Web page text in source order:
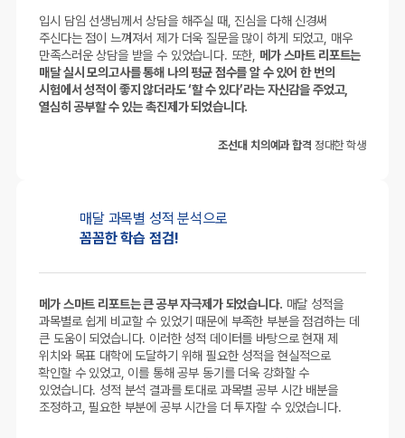
입시 담임 선생님께서 상담을 해주실 때, 진심을 다해 신경써
주신다는 점이 느껴져서 제가 더욱 질문을 많이 하게 되었고, 매우
만족스러운 상담을 받을 수 있었습니다. 또한, 메가 스마트 리포트는
매달 실시 모의고사를 통해 나의 평균 점수를 알 수 있어 한 번의
시험에서 성적이 좋지 않더라도 ‘할 수 있다’라는 자신감을 주었고,
열심히 공부할 수 있는 촉진제가 되었습니다.
조선대 치의예과 합격 정대한 학생
매달 과목별 성적 분석으로
꼼꼼한 학습 점검!
메가 스마트 리포트는 큰 공부 자극제가 되었습니다. 매달 성적을
과목별로 쉽게 비교할 수 있었기 때문에 부족한 부분을 점검하는 데
큰 도움이 되었습니다. 이러한 성적 데이터를 바탕으로 현재 제
위치와 목표 대학에 도달하기 위해 필요한 성적을 현실적으로
확인할 수 있었고, 이를 통해 공부 동기를 더욱 강화할 수
있었습니다. 성적 분석 결과를 토대로 과목별 공부 시간 배분을
조정하고, 필요한 부분에 공부 시간을 더 투자할 수 있었습니다.